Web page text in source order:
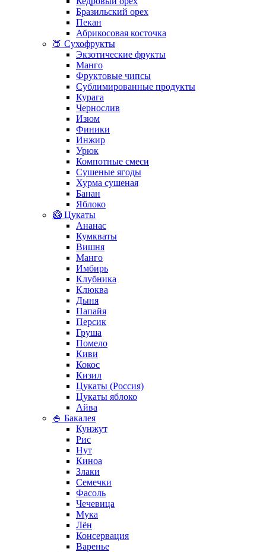
Бразильский орех
Пекан
Абрикосовая косточка
🍑 Сухофрукты
Экзотические фрукты
Манго
Фруктовые чипсы
Сублимированные продукты
Курага
Чернослив
Изюм
Финики
Инжир
Урюк
Компотные смеси
Сушеные ягоды
Хурма сушеная
Банан
Яблоко
🥝 Цукаты
Ананас
Кумкваты
Вишня
Манго
Имбирь
Клубника
Клюква
Дыня
Папайя
Персик
Груша
Помело
Киви
Кокос
Кизил
Цукаты (Россия)
Цукаты яблоко
Айва
🍚 Бакалея
Кунжут
Рис
Нут
Киноа
Злаки
Семечки
Фасоль
Чечевица
Мука
Лён
Консервация
Варенье